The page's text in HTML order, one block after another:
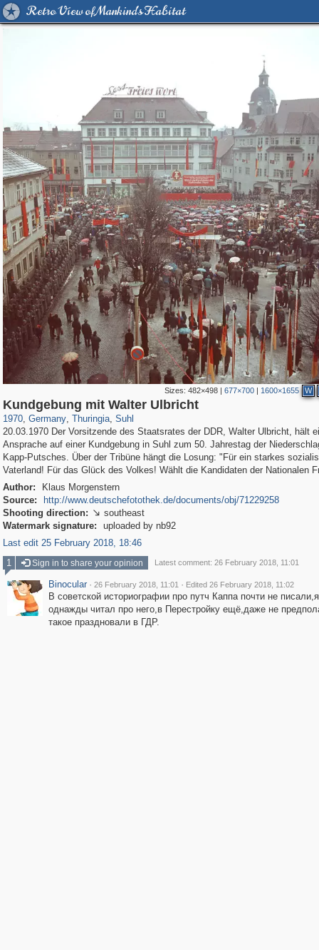
Retro View of Mankind's Habitat
Sizes: 482×498| 677×700| 1600×1655 W
Kundgebung mit Walter Ulbricht
1970, Germany
63,787 1,836
, Thuringia
2,915 166
, Suhl
95
20.03.1970 Der Vorsitzende des Staatsrates der DDR, Walter Ulbricht, hält
Ansprache auf einer Kundgebung in Suhl zum 50. Jahrestag der
Kapp-Putsches. Über der Tribüne hängt die Losung: "Für ein starkes
Vaterland! Für das Glück des Volkes! Wählt die Kandidaten der Nationalen
Author:
Klaus Morgenstern
Source:
http://www.deutschefotothek.de/documents/obj/71229258
Shooting direction:  southeast
Watermark signature:
uploaded by nb92
Last edit 25 February 2018, 18:46
1
Sign in to share your opinion Latest comment: 26 February 2018, 11:01
Binocular · 26 February 2018, 11:01 · Edited 26 February 2018, 11:02
В советской историографии про путч Каппа почти не
однажды читал про него,в Перестройку ещё,даже не
такое праздновали в ГДР.